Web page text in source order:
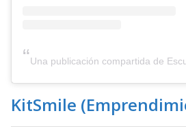
Una publicación compartida de
KitSmile